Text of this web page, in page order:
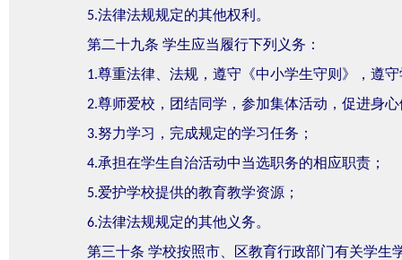
5.法律法规规定的其他权利。
第二十九条 学生应当履行下列义务：
1.尊重法律、法规，遵守《中小学生守则》，遵
2.尊师爱校，团结同学，参加集体活动，促进身
3.努力学习，完成规定的学习任务；
4.承担在学生自治活动中当选职务的相应职责；
5.爱护学校提供的教育教学资源；
6.法律法规规定的其他义务。
第三十条 学校按照市、区教育行政部门有关学生